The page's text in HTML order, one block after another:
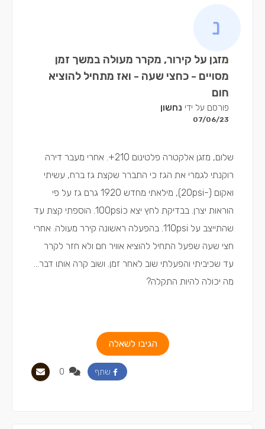
מזגן על קירור, מקרר מעולה במשך זמן
מסויים - כחצי שעה - ואז מתחיל להוציא
חום
פורסם על ידי נחשון
07/06/23
שלום, מזגן אלקטרה פלטינום 210+. אחרי מעבר דירה
רוקנתי לגמרי את הגז כי התברר שקצת גז ברח, עשיתי
ואקום (-20psi), מילאתי מחדש 1920 גרם גז על פי
הוראות יצרן. בבדיקת לחץ יצא כ100psi. הוספתי קצת עד
שהתייצב על 110psi. בהפעלה ראשונה קירר מעולה. אחרי
חצי שעה שפעל התחיל להוציא אוויר חם ולא חזר לקרר
עד שכיביתי והפעלתי שוב לאחר זמן. ושוב קרה אותו דבר...
מה יכולה להיות התקלה?
הגיבו לשאלה
שתף